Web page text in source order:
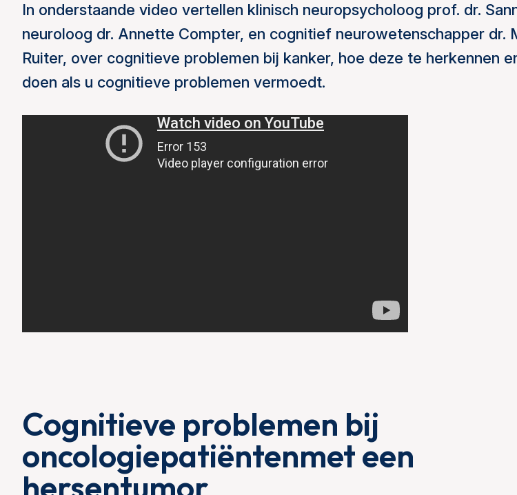
In onderstaande video vertellen klinisch neuropsycholoog prof. dr.
neuroloog dr. Annette Compter, en cognitief neurowetenschapper dr.
Ruiter, over cognitieve problemen bij kanker, hoe deze te herkennen
doen als u cognitieve problemen vermoedt.
Cognitieve problemen bij
oncologiepatiëntenmet een